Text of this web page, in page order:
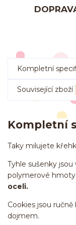
Kompletní
Související zboží
Kompletní
Taky milujete
Tyhle sušenky
polymerové
oceli.
Cookies jsou
dojmem.